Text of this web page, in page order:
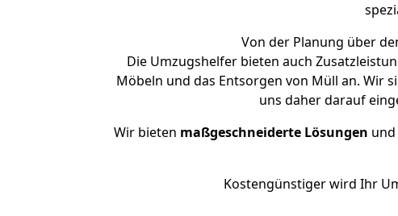
Von der Planung über
Die Umzugshelfer bieten auch
Möbeln und das Entsorgen von Müll an. Wir
uns daher darauf
Wir bieten maßgeschneiderte Lösungen
Kostengünstiger wird Ihr